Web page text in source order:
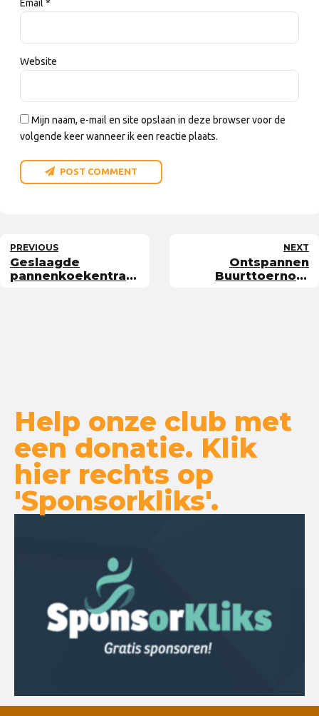
Email *
Website
Mijn naam, e-mail en site opslaan in deze browser voor de
volgende keer wanneer ik een reactie plaats.
POST COMMENT
PREVIOUS
Geslaagde
pannenkoekentraining
NEXT
Ontspannen
Buurttoernooi
Help onze club met
een donatie. Klik
hier rechts op
'Sponsorkliks'.